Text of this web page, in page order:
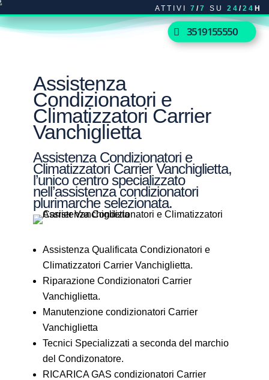
ATTIVI 7 /7 SU 24 /24 H
3519155550
Assistenza
Condizionatori e
Climatizzatori Carrier
Vanchiglietta
Assistenza Condizionatori e
Climatizzatori Carrier Vanchiglietta,
l’unico centro specializzato
nell’assistenza condizionatori
plurimarche selezionata.
Assistenza Qualificata Condizionatori e
Climatizzatori Carrier Vanchiglietta.
Riparazione Condizionatori Carrier
Vanchiglietta.
Manutenzione condizionatori Carrier
Vanchiglietta
Tecnici Specializzati a seconda del marchio
del Condizonatore.
RICARICA GAS condizionatori Carrier